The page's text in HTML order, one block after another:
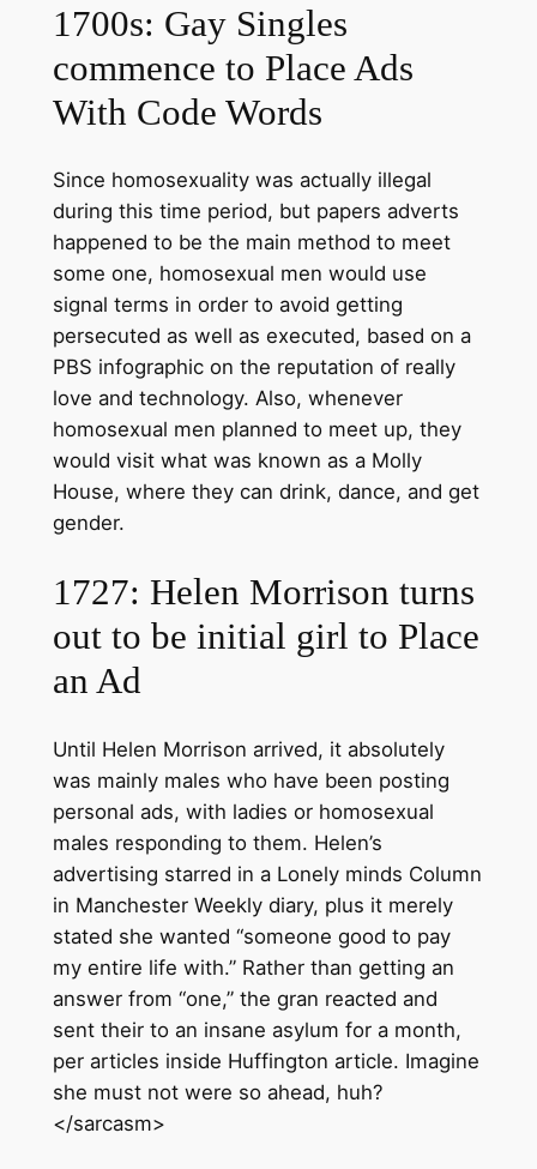
1700s: Gay Singles
commence to Place Ads
With Code Words
Since homosexuality was actually illegal
during this time period, but papers adverts
happened to be the main method to meet
some one, homosexual men would use
signal terms in order to avoid getting
persecuted as well as executed, based on a
PBS infographic on the reputation of really
love and technology. Also, whenever
homosexual men planned to meet up, they
would visit what was known as a Molly
House, where they can drink, dance, and get
gender.
1727: Helen Morrison turns
out to be initial girl to Place
an Ad
Until Helen Morrison arrived, it absolutely
was mainly males who have been posting
personal ads, with ladies or homosexual
males responding to them. Helen’s
advertising starred in a Lonely minds Column
in Manchester Weekly diary, plus it merely
stated she wanted “someone good to pay
my entire life with.” Rather than getting an
answer from “one,” the gran reacted and
sent their to an insane asylum for a month,
per articles inside Huffington article. Imagine
she must not were so ahead, huh?
</sarcasm>